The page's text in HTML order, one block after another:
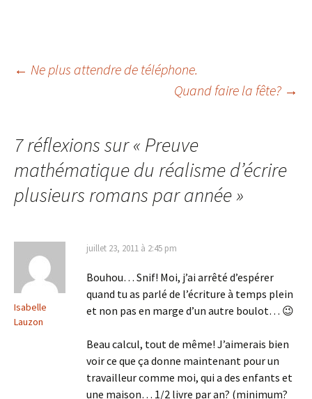
des
articles
← Ne plus attendre de téléphone.
Quand faire la fête? →
7 réflexions sur « Preuve
mathématique du réalisme d’écrire
plusieurs romans par année»
Isabelle
Lauzon
juillet 23, 2011 à 2:45 pm
Bouhou… Snif! Moi, j’ai arrêté d’espérer
quand tu as parlé de l’écriture à temps plein
et non pas en marge d’un autre boulot… 😉
Beau calcul, tout de même! J’aimerais bien
voir ce que ça donne maintenant pour un
travailleur comme moi, qui a des enfants et
une maison… 1/2 livre par an? (minimum?